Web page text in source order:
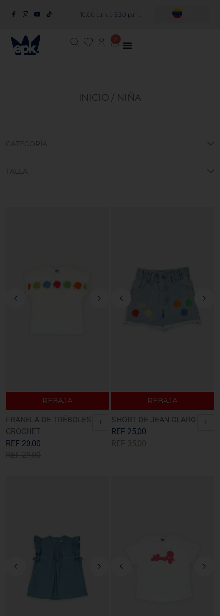
10:00 a.m. a 5:30 p.m.
INICIO / NIÑA
CATEGORÍA
TALLA
REBAJA
FRANELA DE TRÉBOLES
CROCHET
REF 20,00
+
REBAJA
SHORT DE JEAN CLARO
REF 25,00
+